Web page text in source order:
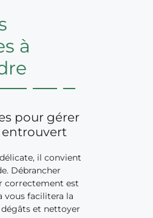
à
pour gérer
il convient
Débrancher
correctement est
vous facilitera la
et nettoyer